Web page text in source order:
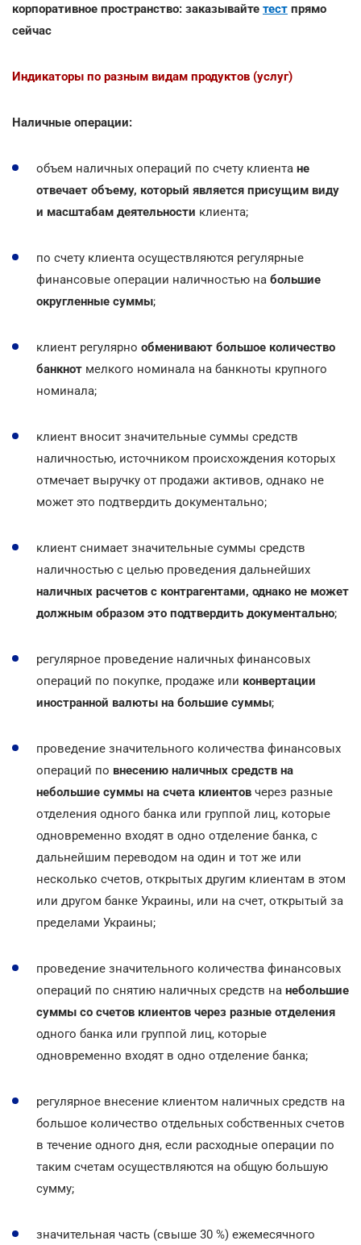
корпоративное пространство: заказывайте тест прямо
сейчас
Индикаторы по разным видам продуктов (услуг)
Наличные операции:
объем наличных операций по счету клиента не
отвечает объему, который является присущим виду
и масштабам деятельности клиента;
по счету клиента осуществляются регулярные
финансовые операции наличностью на большие
округленные суммы;
клиент регулярно обменивают большое количество
банкнот мелкого номинала на банкноты крупного
номинала;
клиент вносит значительные суммы средств
наличностью, источником происхождения которых
отмечает выручку от продажи активов, однако не
может это подтвердить документально;
клиент снимает значительные суммы средств
наличностью с целью проведения дальнейших
наличных расчетов с контрагентами, однако не может
должным образом это подтвердить документально;
регулярное проведение наличных финансовых
операций по покупке, продаже или конвертации
иностранной валюты на большие суммы;
проведение значительного количества финансовых
операций по внесению наличных средств на
небольшие суммы на счета клиентов через разные
отделения одного банка или группой лиц, которые
одновременно входят в одно отделение банка, с
дальнейшим переводом на один и тот же или
несколько счетов, открытых другим клиентам в этом
или другом банке Украины, или на счет, открытый за
пределами Украины;
проведение значительного количества финансовых
операций по снятию наличных средств на небольшие
суммы со счетов клиентов через разные отделения
одного банка или группой лиц, которые
одновременно входят в одно отделение банка;
регулярное внесение клиентом наличных средств на
большое количество отдельных собственных счетов
в течение одного дня, если расходные операции по
таким счетам осуществляются на общую большую
сумму;
значительная часть (свыше 30 %) ежемесячного